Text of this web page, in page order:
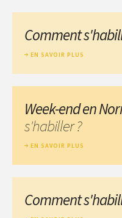
Comment
EN SAVOIR PLUS
Week-end en
s'habiller ?
EN SAVOIR PLUS
Comment